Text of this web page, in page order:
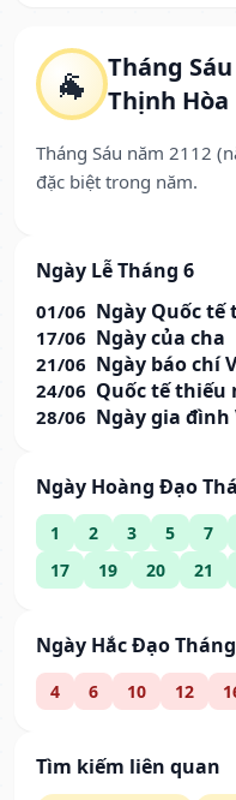
🐐
Tháng
Thịnh Hòa
Tháng Sáu năm 2112
đặc biệt trong năm.
Ngày Lễ Tháng 6
01/06 Ngày Quốc tế
17/06 Ngày của cha
21/06 Ngày báo chí
24/06 Quốc tế thiếu
28/06 Ngày gia đình
Ngày Hoàng Đạo
1 2 3 5 7
17
19 20 21
Ngày Hắc Đạo
4 6 10 12
Tìm kiếm liên quan